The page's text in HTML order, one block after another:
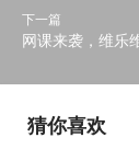
下一篇
网课来袭，维乐
猜你喜欢